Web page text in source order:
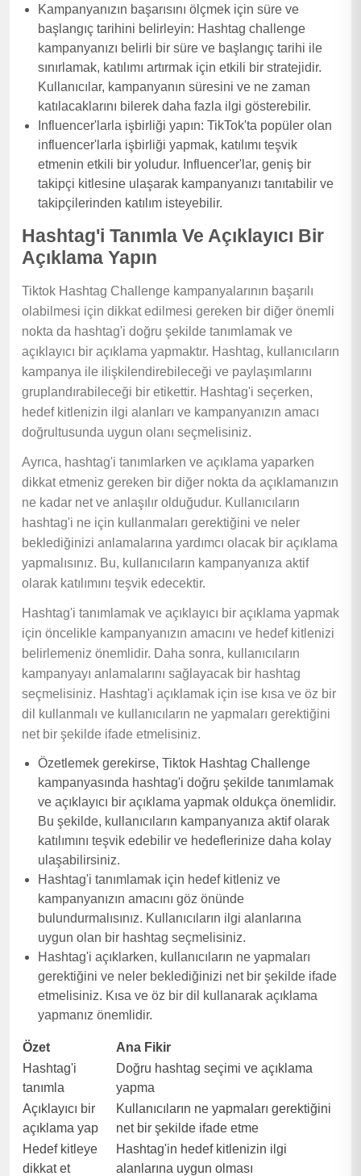
Kampanyanızın başarısını ölçmek için süre ve
başlangıç tarihini belirleyin: Hashtag challenge
kampanyanızı belirli bir süre ve başlangıç tarihi ile
sınırlamak, katılımı artırmak için etkili bir stratejidir.
Kullanıcılar, kampanyanın süresini ve ne zaman
katılacaklarını bilerek daha fazla ilgi gösterebilir.
Influencer'larla işbirliği yapın: TikTok'ta popüler olan
influencer'larla işbirliği yapmak, katılımı teşvik
etmenin etkili bir yoludur. Influencer'lar, geniş bir
takipçi kitlesine ulaşarak kampanyanızı tanıtabilir ve
takipçilerinden katılım isteyebilir.
Hashtag'i Tanımla Ve Açıklayıcı Bir
Açıklama Yapın
Tiktok Hashtag Challenge kampanyalarının başarılı
olabilmesi için dikkat edilmesi gereken bir diğer önemli
nokta da hashtag'i doğru şekilde tanımlamak ve
açıklayıcı bir açıklama yapmaktır. Hashtag, kullanıcıların
kampanya ile ilişkilendirebileceği ve paylaşımlarını
gruplandırabileceği bir etikettir. Hashtag'i seçerken,
hedef kitlenizin ilgi alanları ve kampanyanızın amacı
doğrultusunda uygun olanı seçmelisiniz.
Ayrıca, hashtag'i tanımlarken ve açıklama yaparken
dikkat etmeniz gereken bir diğer nokta da açıklamanızın
ne kadar net ve anlaşılır olduğudur. Kullanıcıların
hashtag'i ne için kullanmaları gerektiğini ve neler
beklediğinizi anlamalarına yardımcı olacak bir açıklama
yapmalısınız. Bu, kullanıcıların kampanyanıza aktif
olarak katılımını teşvik edecektir.
Hashtag'i tanımlamak ve açıklayıcı bir açıklama yapmak
için öncelikle kampanyanızın amacını ve hedef kitlenizi
belirlemeniz önemlidir. Daha sonra, kullanıcıların
kampanyayı anlamalarını sağlayacak bir hashtag
seçmelisiniz. Hashtag'i açıklamak için ise kısa ve öz bir
dil kullanmalı ve kullanıcıların ne yapmaları gerektiğini
net bir şekilde ifade etmelisiniz.
Özetlemek gerekirse, Tiktok Hashtag Challenge
kampanyasında hashtag'i doğru şekilde tanımlamak
ve açıklayıcı bir açıklama yapmak oldukça önemlidir.
Bu şekilde, kullanıcıların kampanyanıza aktif olarak
katılımını teşvik edebilir ve hedeflerinize daha kolay
ulaşabilirsiniz.
Hashtag'i tanımlamak için hedef kitleniz ve
kampanyanızın amacını göz önünde
bulundurmalısınız. Kullanıcıların ilgi alanlarına
uygun olan bir hashtag seçmelisiniz.
Hashtag'i açıklarken, kullanıcıların ne yapmaları
gerektiğini ve neler beklediğinizi net bir şekilde ifade
etmelisiniz. Kısa ve öz bir dil kullanarak açıklama
yapmanız önemlidir.
Özet
Ana Fikir
Hashtag'i
tanımla
Doğru hashtag seçimi ve açıklama
yapma
Açıklayıcı bir
açıklama yap
Kullanıcıların ne yapmaları gerektiğini
net bir şekilde ifade etme
Hedef kitleye
dikkat et
Hashtag'in hedef kitlenizin ilgi
alanlarına uygun olması